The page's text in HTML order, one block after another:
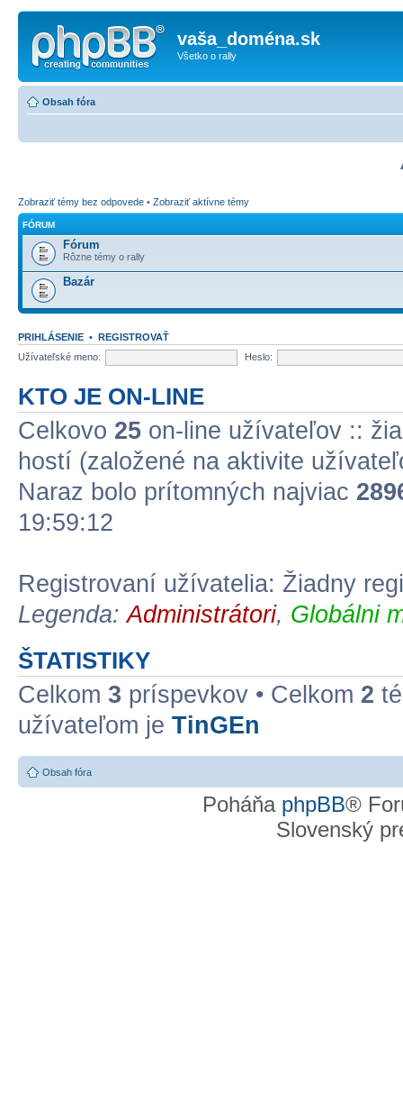
vaša_doména.sk
Všetko o rally
Obsah fóra
Zobraziť témy bez odpovede • Zobraziť aktívne témy
FÓRUM
Fórum
Rôzne témy o rally
Bazár
PRIHLÁSENIE • REGISTROVAŤ
Užívateľské meno:
Heslo:
KTO JE ON-LINE
Celkovo 25 on-line užívateľov ::
hostí (založené na aktivite
Naraz bolo prítomných najviac
19:59:12
Registrovaní užívatelia: Žiadny
Legenda:Administrátori, Globálni
ŠTATISTIKY
Celkom 3 príspevkov • Celkom 2
užívateľom je TinGEn
Obsah fóra
Poháňa phpBB®
Slovenský